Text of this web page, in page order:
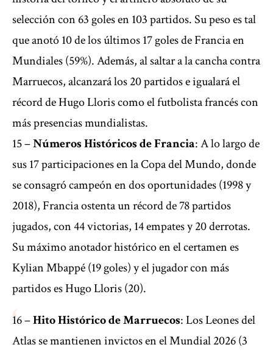
selección con 63 goles en 103 partidos. Su peso es tal
que anotó 10 de los últimos 17 goles de Francia en
Mundiales (59%). Además, al saltar a la cancha contra
Marruecos, alcanzará los 20 partidos e igualará el
récord de Hugo Lloris como el futbolista francés con
más presencias mundialistas.
15 –Números Históricos de Francia: A lo largo de
sus 17 participaciones en la Copa del Mundo, donde
se consagró campeón en dos oportunidades (1998 y
2018), Francia ostenta un récord de 78 partidos
jugados, con 44 victorias, 14 empates y 20 derrotas.
Su máximo anotador histórico en el certamen es
Kylian Mbappé (19 goles) y el jugador con más
partidos es Hugo Lloris (20).
16 –Hito Histórico de Marruecos: Los Leones del
Atlas se mantienen invictos en el Mundial 2026 (3